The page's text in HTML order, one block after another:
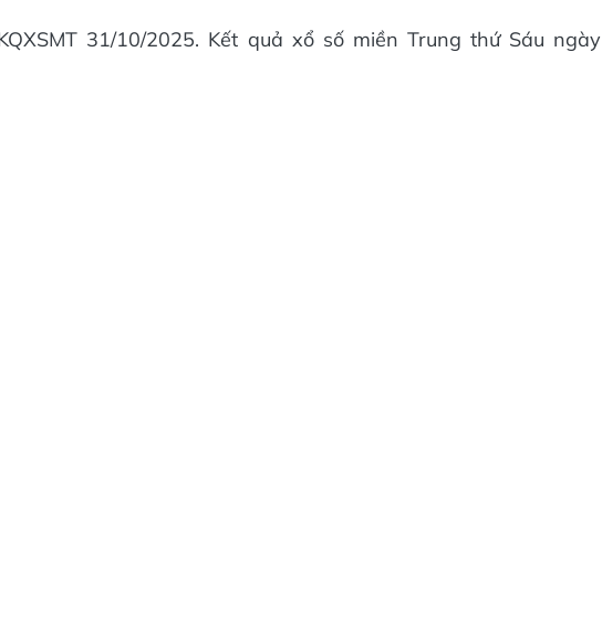
31/10/2025. Kết quả xổ số miền Trung thứ Sáu ngày